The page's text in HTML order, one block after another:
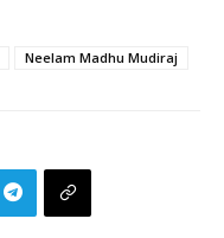
Neelam Madhu Mudiraj